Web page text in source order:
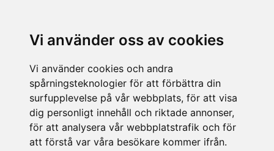
Vi använder oss av cookies
Vi använder cookies och andra
spårningsteknologier för att förbättra din
surfupplevelse på vår webbplats, för att visa
dig personligt innehåll och riktade annonser,
för att analysera vår webbplatstrafik och för
att förstå var våra besökare kommer ifrån.